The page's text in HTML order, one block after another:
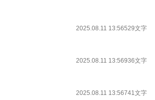
2025.08.11 13:56529文字
2025.08.11 13:56936文字
2025.08.11 13:56741文字